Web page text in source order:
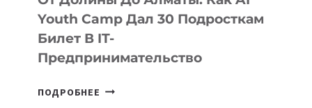
Youth Camp Дал 30 Подросткам
Билет В IT-
Предпринимательство
ПОДРОБНЕЕ ОТ